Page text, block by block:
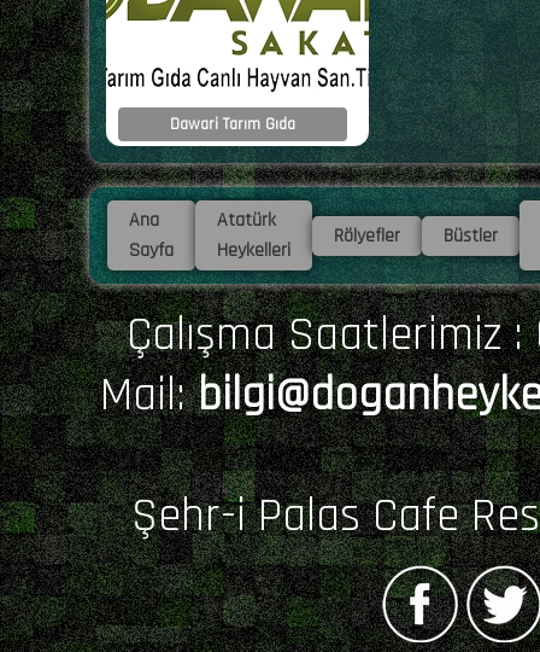
Dawari Tarım Gıda
Ana
Sayfa
Atatürk
Heykelleri
Rölyefler Büstler
Çalışma Saatlerimiz
Mail:
Şehr-i Palas Cafe